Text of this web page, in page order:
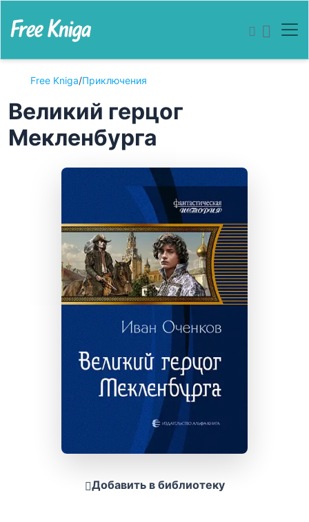
Free Kniga/Приключения
Великий герцог
Мекленбурга
Добавить в библиотеку